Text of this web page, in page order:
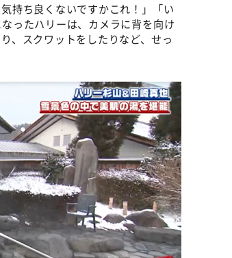
持ち良くないですかこれ！」「い
ったハリーは、カメラに背を向け
、スクワットをしたりなど、せっ